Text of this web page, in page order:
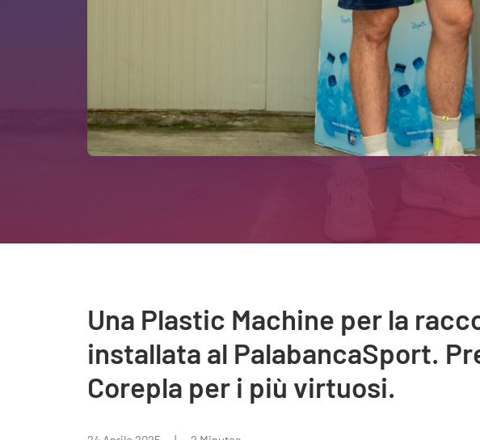
Una Plastic Machine per la
installata al PalabancaSport.
Corepla per i più virtuosi.